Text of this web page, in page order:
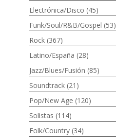
Electrónica/Disco (45)
Funk/Soul/R&B/Gospel (53)
Rock (367)
Latino/España (28)
Jazz/Blues/Fusión (85)
Soundtrack (21)
Pop/New Age (120)
Solistas (114)
Folk/Country (34)